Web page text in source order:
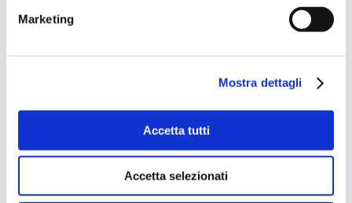
Marketing
Mostra dettagli
Accetta tutti
Accetta selezionati